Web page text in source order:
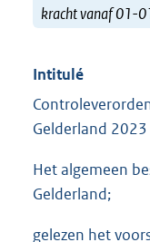
kracht vanaf 01-
Intitulé
Gelderland 2023
Het algemeen
Gelderland;
gelezen het